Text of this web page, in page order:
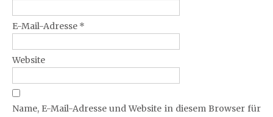
E-Mail-Adresse *
Website
Name, E-Mail-Adresse und Website in diesem Browser für